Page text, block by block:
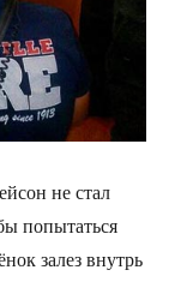
не стал
попытаться
залез внутрь